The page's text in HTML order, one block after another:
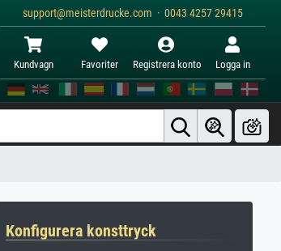
support@meisterdrucke.com · 0043 4257 29415
Kundvagn Favoriter Registrera konto Logga in
Konfigurera konsttryck